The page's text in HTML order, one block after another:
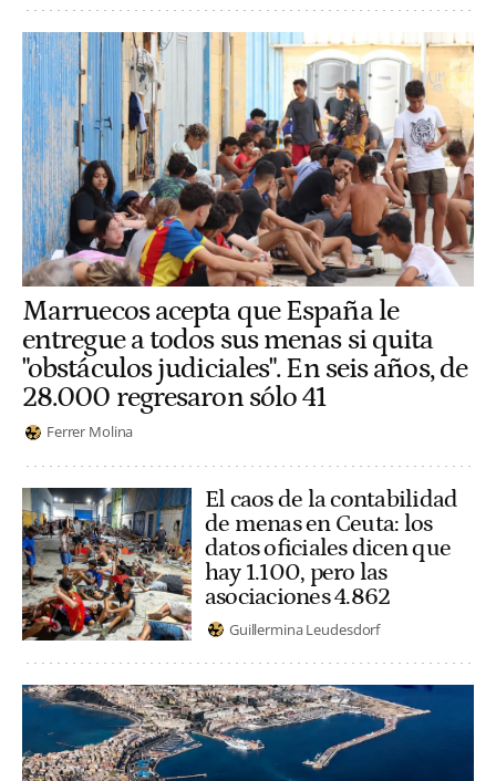
Marruecos acepta que España le
entregue a todos sus menas si quita
"obstáculos judiciales". En seis años, de
28.000 regresaron sólo 41
Ferrer Molina
El caos de la contabilidad
de menas en Ceuta: los
datos oficiales dicen que
hay 1.100, pero las
asociaciones 4.862
Guillermina Leudesdorf